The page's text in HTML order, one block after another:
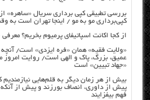
بررسی تطبیقی کپی برداری سریال «ساهره»
کپی‌برداری مو به مو / اینجا تهران است به
از کجا اکانت اسپاتیفای پرمیوم بخریم؟ معرفی ۴ فروشگاه معتبر ایرانی
«ولایت فقیه» همان «فره ایزدی» است/
عمیق، بزرگ، پاک و الهی است/ روایت امروز
«جهاد تبیین» است
بیش از هر زمان دیگر به قلم‌هایی
پیش از داوری، انصاف بورزند و پیش از آنکه
فهم بیفزایند